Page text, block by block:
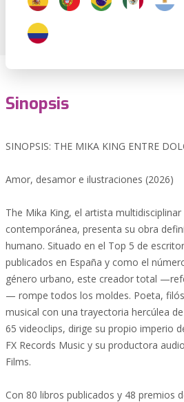
Sinopsis
SINOPSIS: THE MIKA KING ENTRE
Amor, desamor e ilustraciones (2026)
The Mika King, el artista
contemporánea, presenta su obra
humano. Situado en el Top 5 de
publicados en España y como el
género urbano, este creador total
— rompe todos los moldes. Poeta,
musical con una trayectoria hercúlea
65 videoclips, dirige su propio imperio
FX Records Music y su productora
Films.
Con 80 libros publicados y 48 premios